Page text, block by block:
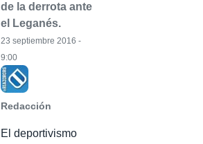
de la derrota ante
el Leganés.
Redacción
23 septiembre 2016 -
9:00
El deportivismo